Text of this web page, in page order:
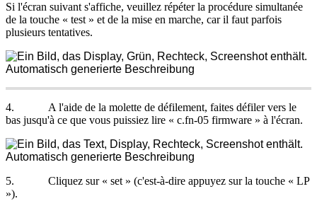
Si l'écran suivant s'affiche, veuillez répéter la procédure simultanée
de la touche « test » et de la mise en marche, car il faut parfois
plusieurs tentatives.
4. A l'aide de la molette de défilement, faites défiler vers le
bas jusqu'à ce que vous puissiez lire « c.fn-05 firmware » à l'écran.
5. Cliquez sur « set » (c'est-à-dire appuyez sur la touche « LP
»).